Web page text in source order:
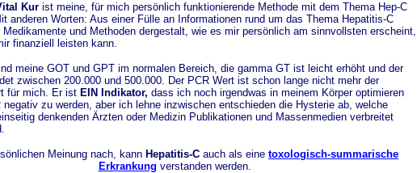
Kur ist meine, für mich persönlich funktionierende Methode mit dem Thema Hep-C
anderen Worten: Aus einer Fülle an Informationen rund um das Thema Hepatitis-C
Medikamente und Methoden dergestalt, wie es mir persönlich am sinnvollsten erscheint,
finanziell leisten kann.
meine GOT und GPT im normalen Bereich, die gamma GT ist leicht erhöht und der
zwischen 200.000 und 500.000. Der PCR Wert ist schon lange nicht mehr der
für mich. Er ist EIN Indikator, dass ich noch irgendwas in meinem Körper optimieren
zu werden, aber ich lehne inzwischen entschieden die Hysterie ab, welche
denkenden Ärzten oder Medizin Publikationen und Massenmedien verbreitet
Meinung nach, kann Hepatitis-C auch als eine toxologisch-summarische
Erkrankung verstanden werden.